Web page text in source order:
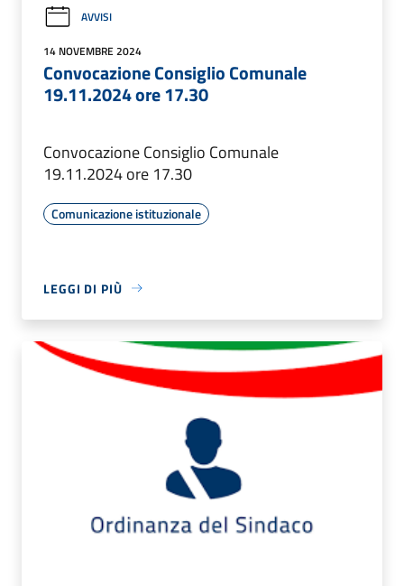
AVVISI
14 NOVEMBRE 2024
Convocazione Consiglio Comunale
19.11.2024 ore 17.30
Convocazione Consiglio Comunale
19.11.2024 ore 17.30
Comunicazione istituzionale
LEGGI DI PIÙ